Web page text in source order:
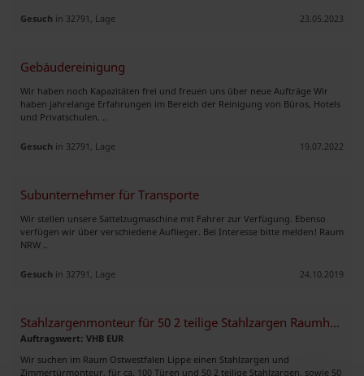
Gesuch in 32791, Lage 23.05.2023
Gebäudereinigung
Wir haben noch Kapazitäten frei und freuen uns über neue Aufträge Wir
haben jahrelange Erfahrungen im Bereich der Reinigung von Büros, Hotels
und Privatschulen. ..
Gesuch in 32791, Lage 19.07.2022
Subunternehmer für Transporte
Wir stellen unsere Sattelzugmaschine mit Fahrer zur Verfügung. Ebenso
verfügen wir über verschiedene Auflieger. Bei Interesse bitte melden! Raum
NRW ..
Gesuch in 32791, Lage 24.10.2019
Stahlzargenmonteur für 50 2 teilige Stahlzargen Raumhoch, KW 46
Auftragswert: VHB EUR
Wir suchen im Raum Ostwestfalen Lippe einen Stahlzargen und
Zimmertürmonteur, für ca. 100 Türen und 50 2 teilige Stahlzargen, sowie 50